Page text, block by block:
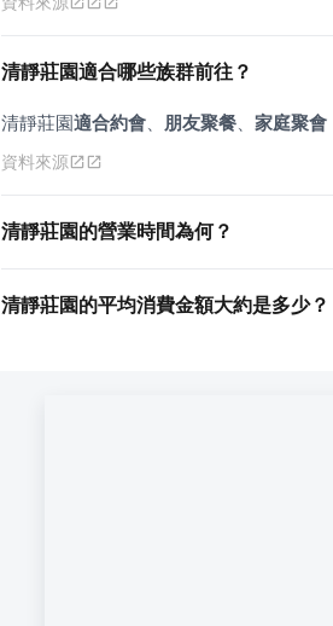
清靜莊園適合哪些族群前往？
清靜莊園適合約會 朋友聚餐 家庭聚會
資料來源
清靜莊園的營業時間為何？
清靜莊園的平均消費金額大約是多少？